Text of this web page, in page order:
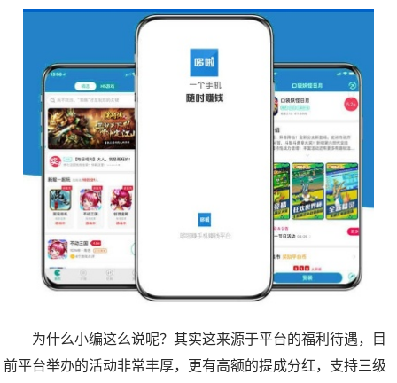
为什么小编这么说呢？其实这来源于平台的福利待遇，目
前平台举办的活动非常丰厚，更有高额的提成分红，支持三级